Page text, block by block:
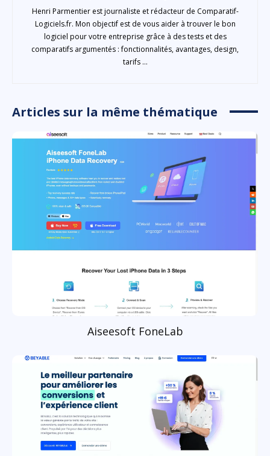
Henri Parmentier est journaliste et rédacteur de Comparatif-
Logiciels.fr. Mon objectif est de vous aider à trouver le bon
logiciel pour votre entreprise grâce à des tests et des
comparatifs argumentés : fonctionnalités, avantages, design,
tarifs ...
Articles sur la même thématique
Aiseesoft FoneLab